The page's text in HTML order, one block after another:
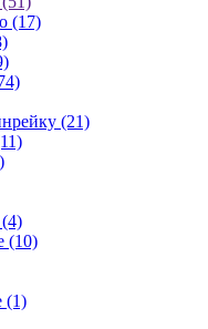
(17)
(21)
(10)
(1)